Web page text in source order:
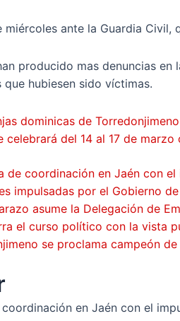
miércoles ante la Guardia
producido mas denuncias
hubiesen sido víctimas.
dominicas de
celebrará del 14 al 17 de
de coordinación en Jaén con
impulsadas por el Gobierno
asume la Delegación de
el curso político con la vista
se proclama campeón